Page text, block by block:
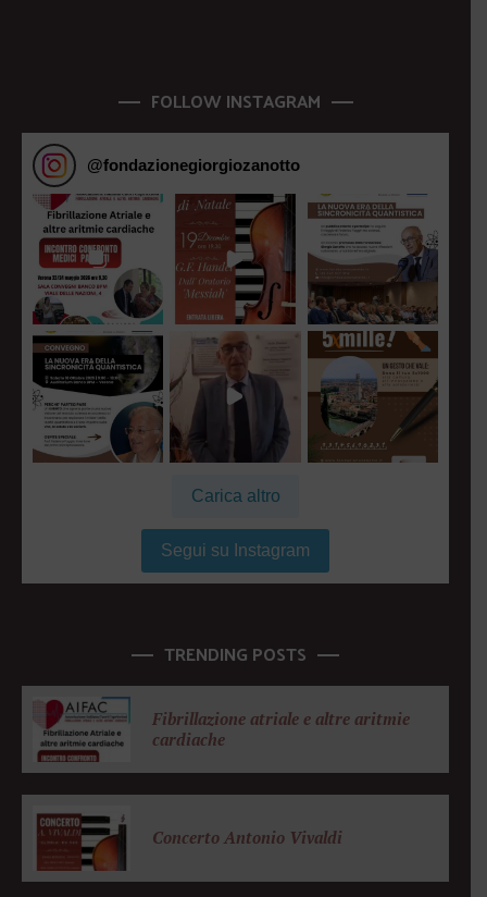
FOLLOW INSTAGRAM
@fondazionegiorgiozanotto
Carica altro
Segui su Instagram
TRENDING POSTS
Fibrillazione atriale e altre aritmie
cardiache
Concerto Antonio Vivaldi